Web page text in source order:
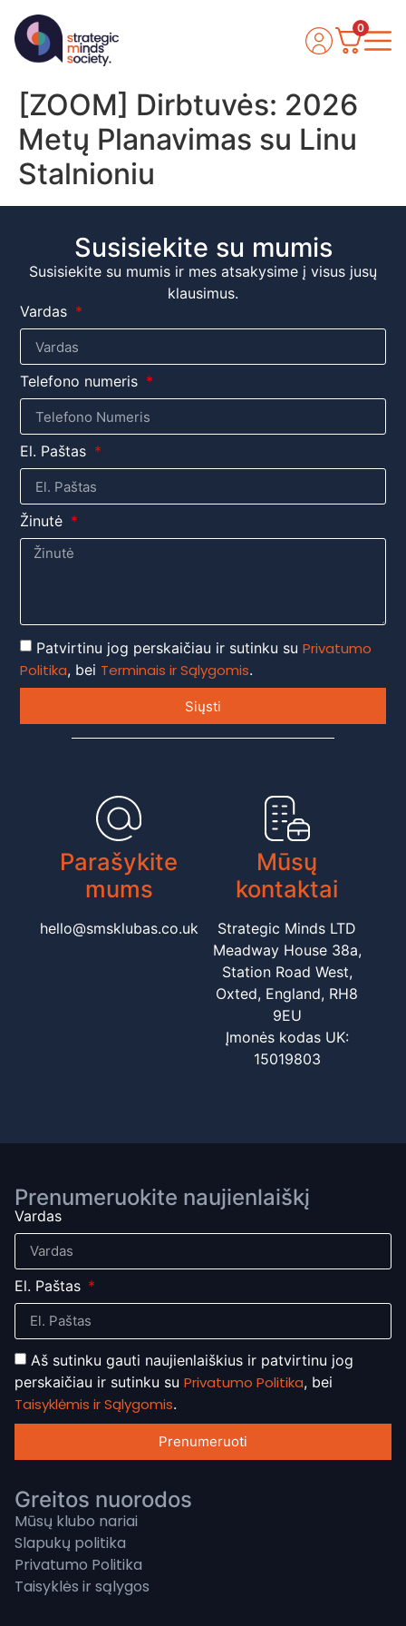
0
[ZOOM] Dirbtuvės: 2026
Metų Planavimas su Linu
Stalnioniu
Susisiekite su mumis
Susisiekite su mumis ir mes atsakysime į visus jusų
klausimus.
Vardas
Telefono numeris
El. Paštas
Žinutė
Patvirtinu jog perskaičiau ir sutinku suPrivatumo
Politika, bei Terminais ir Sąlygomis.
Siųsti
Parašykite
mums
hello@smsklubas.co.uk
Mūsų
kontaktai
Strategic Minds LTD
Meadway House 38a,
Station Road West,
Oxted, England, RH8
9EU
Įmonės kodas UK:
15019803
Prenumeruokite naujienlaiškį
Vardas
El. Paštas
Aš sutinku gauti naujienlaiškius ir patvirtinu jog
perskaičiau ir sutinku su Privatumo Politika, bei
Taisyklėmis ir Sąlygomis.
Prenumeruoti
Greitos nuorodos
Mūsų klubo nariai
Slapukų politika
Privatumo Politika
Taisyklės ir sąlygos